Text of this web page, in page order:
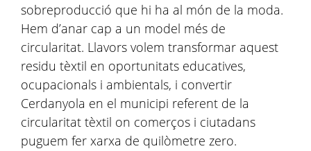
sobreproducció que hi ha al món de la moda.
Hem d’anar cap a un model més de
circularitat. Llavors volem transformar aquest
residu tèxtil en oportunitats educatives,
ocupacionals i ambientals, i convertir
Cerdanyola en el municipi referent de la
circularitat tèxtil on comerços i ciutadans
puguem fer xarxa de quilòmetre zero.